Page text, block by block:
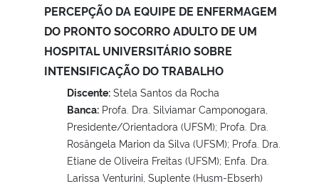
PERCEPÇÃO DA EQUIPE DE ENFERMAGEM
DO PRONTO SOCORRO ADULTO DE UM
HOSPITAL UNIVERSITÁRIO SOBRE
INTENSIFICAÇÃO DO TRABALHO
Discente: Stela Santos da Rocha
Banca: Profa. Dra. Silviamar Camponogara,
Presidente/Orientadora (UFSM); Profa. Dra.
Rosângela Marion da Silva (UFSM); Profa. Dra.
Etiane de Oliveira Freitas (UFSM); Enfa. Dra.
Larissa Venturini, Suplente (Husm-Ebserh)